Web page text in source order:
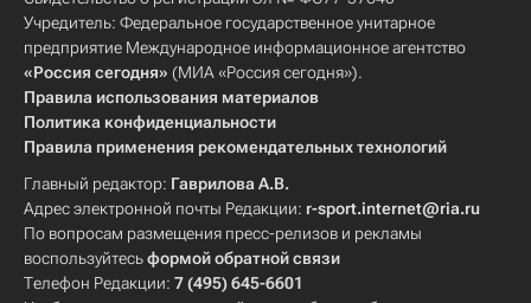
Учредитель: Федеральное государственное унитарное
предприятие Международное информационное агентство
«Россия сегодня» (МИА «Россия сегодня»).
Правила использования материалов
Политика конфиденциальности
Правила применения рекомендательных технологий
Главный редактор: Гаврилова А.В.
Адрес электронной почты Редакции: r-sport.internet@ria.ru
По вопросам размещения пресс-релизов и рекламы
воспользуйтесьформой обратной связи
Телефон Редакции: 7 (495) 645-6601